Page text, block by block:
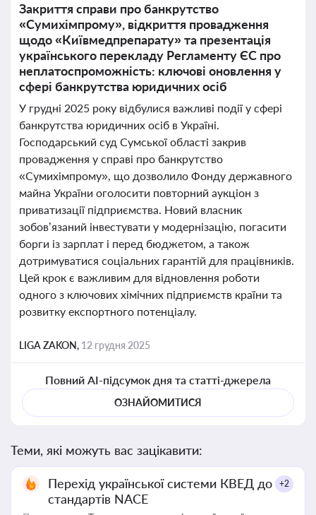
Закриття справи про банкрутство
«Сумихімпрому», відкриття провадження
щодо «Київмедпрепарату» та презентація
українського перекладу Регламенту ЄС про
неплатоспроможність: ключові оновлення у
сфері банкрутства юридичних осіб
У грудні 2025 року відбулися важливі події у сфері
банкрутства юридичних осіб в Україні.
Господарський суд Сумської області закрив
провадження у справі про банкрутство
«Сумихімпрому», що дозволило Фонду державного
майна України оголосити повторний аукціон з
приватизації підприємства. Новий власник
зобов’язаний інвестувати у модернізацію, погасити
борги із зарплат і перед бюджетом, а також
дотримуватися соціальних гарантій для працівників.
Цей крок є важливим для відновлення роботи
одного з ключових хімічних підприємств країни та
розвитку експортного потенціалу.
LIGA ZAKON, 12 грудня 2025
Повний AI-підсумок дня та статті-джерела
ОЗНАЙОМИТИСЯ
Теми, які можуть вас зацікавити:
Перехід української системи КВЕД до
стандартів NACE
+2